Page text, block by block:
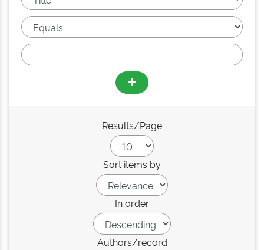
Results/Page
Sort items by
In order
Authors/record